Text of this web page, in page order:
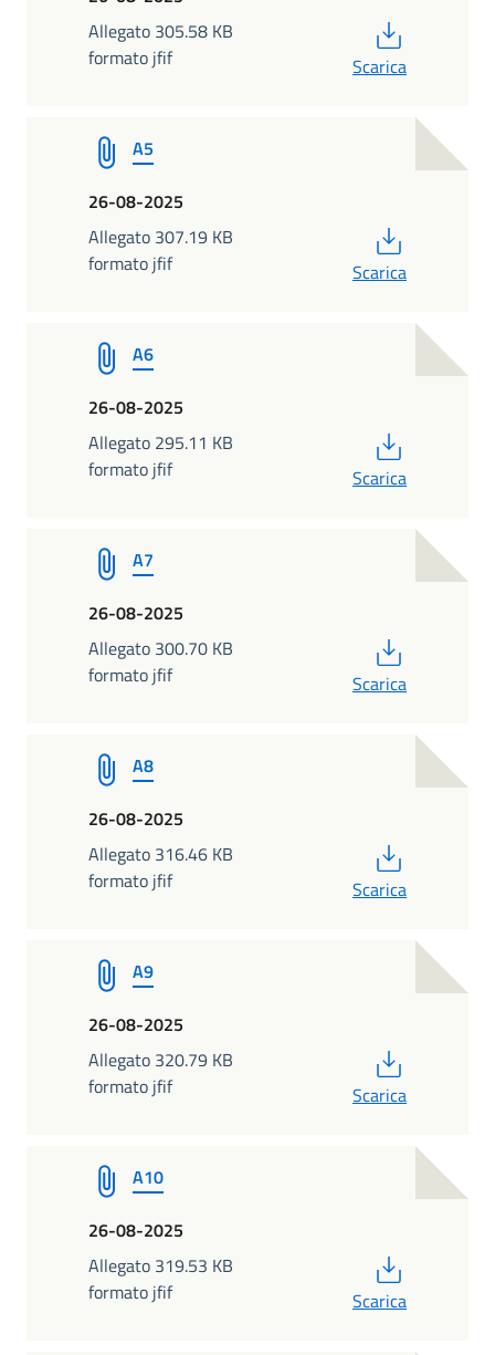
Allegato 305.58 KB
formato jfif
Scarica
A5
26-08-2025
Allegato 307.19 KB
formato jfif
Scarica
A6
26-08-2025
Allegato 295.11 KB
formato jfif
Scarica
A7
26-08-2025
Allegato 300.70 KB
formato jfif
Scarica
A8
26-08-2025
Allegato 316.46 KB
formato jfif
Scarica
A9
26-08-2025
Allegato 320.79 KB
formato jfif
Scarica
A10
26-08-2025
Allegato 319.53 KB
formato jfif
Scarica